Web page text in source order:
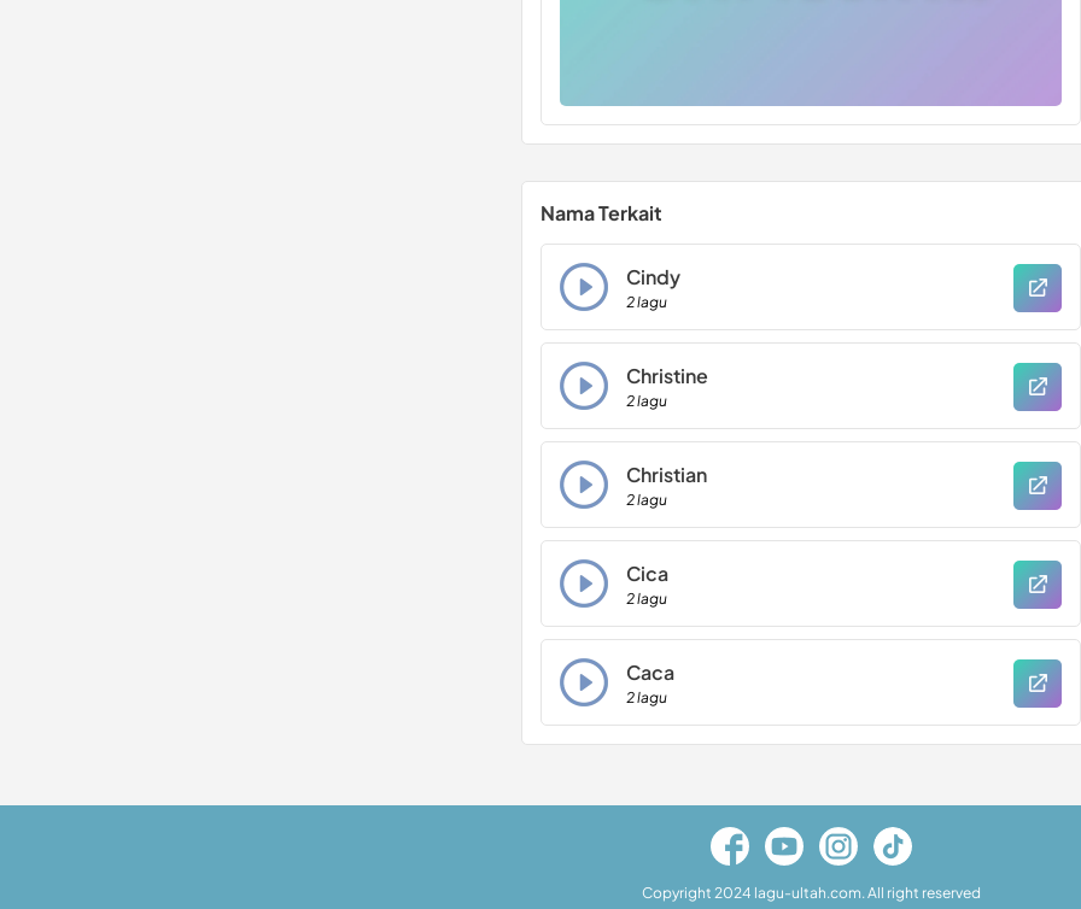
Nama Terkait
Cindy
2 lagu
Christine
2 lagu
Christian
2 lagu
Cica
2 lagu
Caca
2 lagu
Copyright 2024 lagu-ultah.com. All right reserved